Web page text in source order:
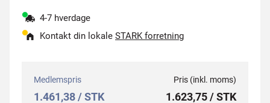
4-7 hverdage
Kontakt din lokale STARK forretning
Medlemspris
1.461,38 / STK
Pris (inkl. moms)
1.623,75 / STK